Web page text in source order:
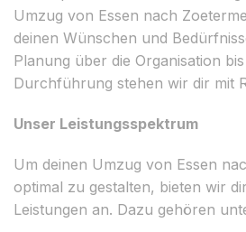
Umzug von Essen nach
deinen Wünschen und
Planung über die Organisation
Durchführung stehen wir dir mit
Unser Leistungsspektrum
Um deinen Umzug von Essen
optimal zu gestalten, bieten wir
Leistungen an. Dazu gehören